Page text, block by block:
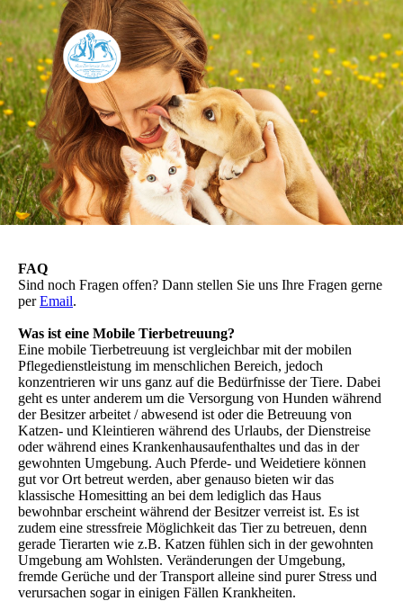
FAQ
Sind noch Fragen offen? Dann stellen Sie uns Ihre Fragen gerne
perEmail.
Was ist eine Mobile Tierbetreuung?
Eine mobile Tierbetreuung ist vergleichbar mit der mobilen
Pflegedienstleistung im menschlichen Bereich, jedoch
konzentrieren wir uns ganz auf die Bedürfnisse der Tiere. Dabei
geht es unter anderem um die Versorgung von Hunden während
der Besitzer arbeitet / abwesend ist oder die Betreuung von
Katzen- und Kleintieren während des Urlaubs, der Dienstreise
oder während eines Krankenhausaufenthaltes und das in der
gewohnten Umgebung. Auch Pferde- und Weidetiere können
gut vor Ort betreut werden, aber genauso bieten wir das
klassische Homesitting an bei dem lediglich das Haus
bewohnbar erscheint während der Besitzer verreist ist. Es ist
zudem eine stressfreie Möglichkeit das Tier zu betreuen, denn
gerade Tierarten wie z.B. Katzen fühlen sich in der gewohnten
Umgebung am Wohlsten. Veränderungen der Umgebung,
fremde Gerüche und der Transport alleine sind purer Stress und
verursachen sogar in einigen Fällen Krankheiten.